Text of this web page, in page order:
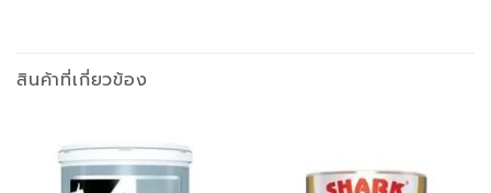
สินค้าที่เกี่ยวข้อง